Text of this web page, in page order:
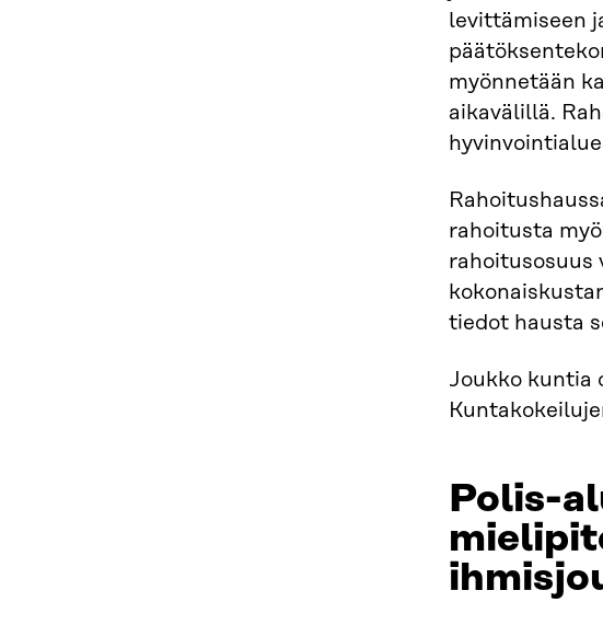
levittämiseen
myönnetään
aikavälillä.
rahoitusta
rahoitusosuus
tiedot hausta
Joukko kuntia
Polis-